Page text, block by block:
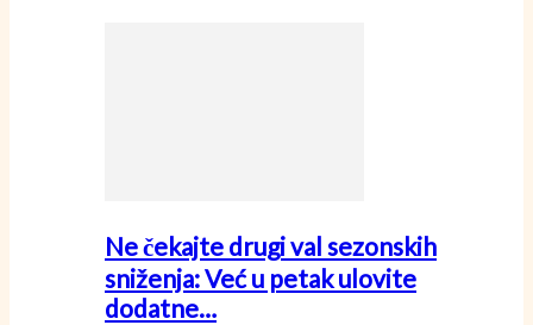
Ne čekajte drugi val sezonskih
sniženja: Već u petak ulovite
dodatne…